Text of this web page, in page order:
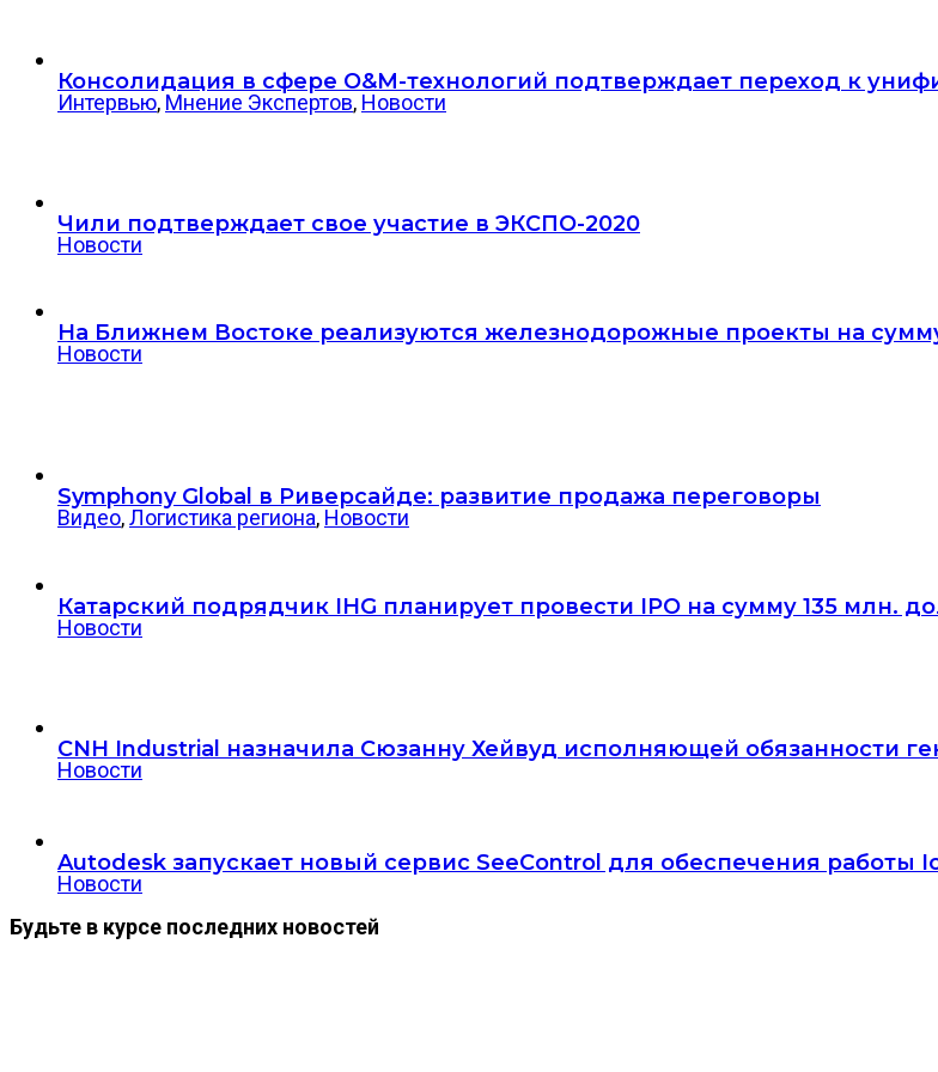
Консолидация в сфере O&M-технологий подтверждает переход к
Интервью, Мнение Экспертов, Новости
Чили подтверждает свое участие в ЭКСПО-2020
Новости
На Ближнем Востоке реализуются железнодорожные проекты на
Новости
Symphony Global в Риверсайде: развитие продажа переговоры
Видео,Логистика региона, Новости
Катарский подрядчик IHG планирует провести IPO на сумму 135 млн.
Новости
CNH Industrial назначила Сюзанну Хейвуд исполняющей обязанности
Новости
Autodesk запускает новый сервис SeeControl для обеспечения работы
Новости
Будьте в курсе последних новостей